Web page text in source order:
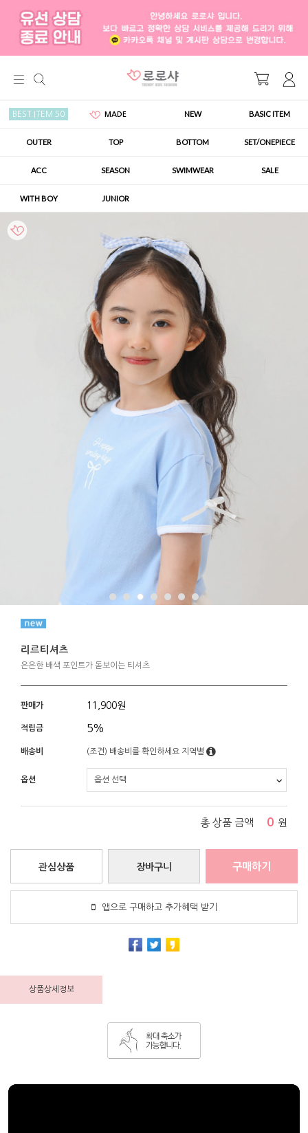
BEST ITEM 50 MADE NEW BASIC ITEM
OUTER TOP BOTTOM SET/ONEPIECE
ACC SEASON SWIMWEAR SALE
WITH BOY JUNIOR
리르티셔츠
은은한 배색 포인트가 돋보이는 티셔츠
판매가 11,900원
적립금 5%
배송비 (조건) 배송비를 확인하세요 지역별
옵션
총 상품 금액 0 원
장바구니
관심상품 구매하기
앱으로 구매하고 추가혜택 받기
상품상세정보